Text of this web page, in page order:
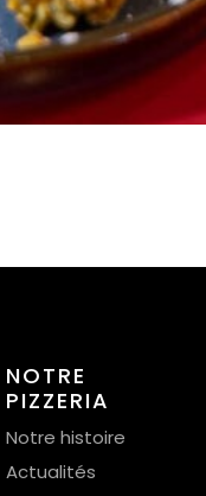
NOTRE
PIZZERIA
Notre histoire
Actualités